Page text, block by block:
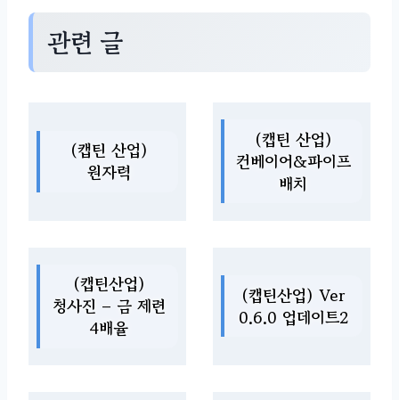
관련 글
(캡틴 산업)
원자력
(캡틴 산업)
컨베이어&파이프
배치
(캡틴산업)
청사진 – 금 제련
4배율
(캡틴산업) Ver
0.6.0 업데이트2